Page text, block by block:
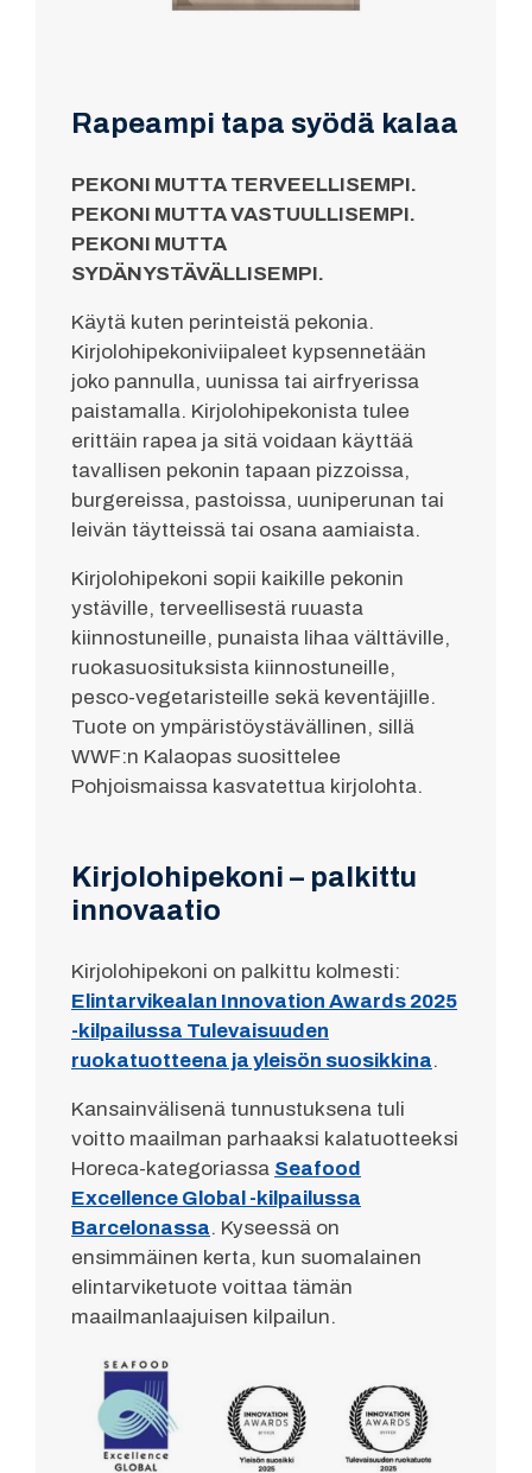
Rapeampi tapa syödä kalaa
PEKONI MUTTA TERVEELLISEMPI.
PEKONI MUTTA VASTUULLISEMPI.
PEKONI MUTTA
SYDÄNYSTÄVÄLLISEMPI.
Käytä kuten perinteistä pekonia.
Kirjolohipekoniviipaleet kypsennetään
joko pannulla, uunissa tai airfryerissa
paistamalla. Kirjolohipekonista tulee
erittäin rapea ja sitä voidaan käyttää
tavallisen pekonin tapaan pizzoissa,
burgereissa, pastoissa, uuniperunan tai
leivän täytteissä tai osana aamiaista.
Kirjolohipekoni sopii kaikille pekonin
ystäville, terveellisestä ruuasta
kiinnostuneille, punaista lihaa välttäville,
ruokasuosituksista kiinnostuneille,
pesco-vegetaristeille sekä keventäjille.
Tuote on ympäristöystävällinen, sillä
WWF:n Kalaopas suosittelee
Pohjoismaissa kasvatettua kirjolohta.
Kirjolohipekoni – palkittu
innovaatio
Kirjolohipekoni on palkittu kolmesti:
Elintarvikealan Innovation Awards 2025
-kilpailussa Tulevaisuuden
ruokatuotteena ja yleisön suosikkina.
Kansainvälisenä tunnustuksena tuli
voitto maailman parhaaksi kalatuotteeksi
Horeca-kategoriassa Seafood
Excellence Global -kilpailussa
Barcelonassa. Kyseessä on
ensimmäinen kerta, kun suomalainen
elintarviketuote voittaa tämän
maailmanlaajuisen kilpailun.